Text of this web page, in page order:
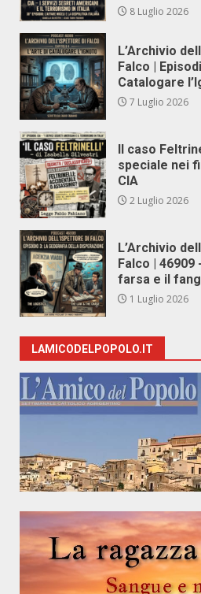
8 Luglio 2026
L’Archivio
Falco |
Catalogare
7 Luglio 2026
Il caso
speciale nei
CIA
2 Luglio 2026
L’Archivio
Falco | 46909
farsa e il
1 Luglio 2026
LAMICODELPOPOLO.IT